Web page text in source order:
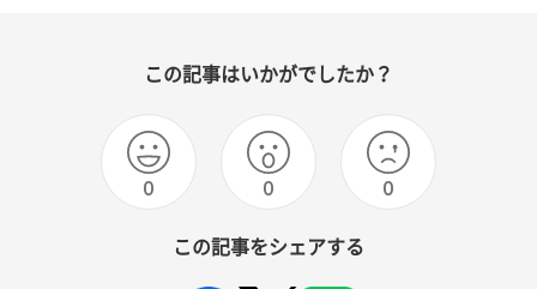
この記事はいかがでしたか？
0 0 0
この記事をシェアする